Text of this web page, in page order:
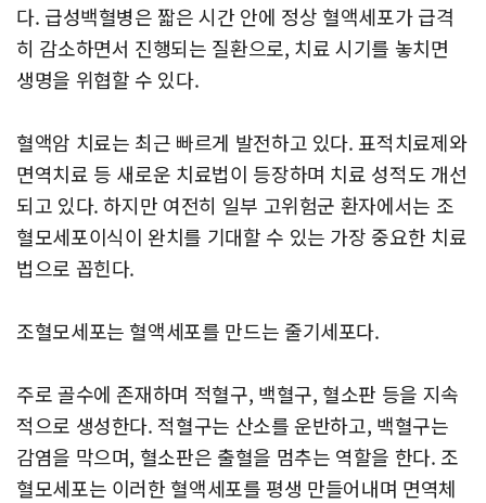
다. 급성백혈병은 짧은 시간 안에 정상 혈액세포가 급격
히 감소하면서 진행되는 질환으로, 치료 시기를 놓치면
생명을 위협할 수 있다.
혈액암 치료는 최근 빠르게 발전하고 있다. 표적치료제와
면역치료 등 새로운 치료법이 등장하며 치료 성적도 개선
되고 있다. 하지만 여전히 일부 고위험군 환자에서는 조
혈모세포이식이 완치를 기대할 수 있는 가장 중요한 치료
법으로 꼽힌다.
조혈모세포는 혈액세포를 만드는 줄기세포다.
주로 골수에 존재하며 적혈구, 백혈구, 혈소판 등을 지속
적으로 생성한다. 적혈구는 산소를 운반하고, 백혈구는
감염을 막으며, 혈소판은 출혈을 멈추는 역할을 한다. 조
혈모세포는 이러한 혈액세포를 평생 만들어내며 면역체